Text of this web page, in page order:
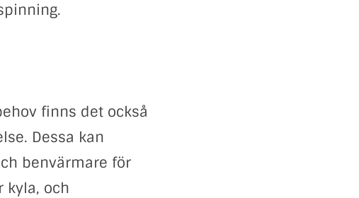
finns det också
Dessa kan
benvärmare för
kyla, och